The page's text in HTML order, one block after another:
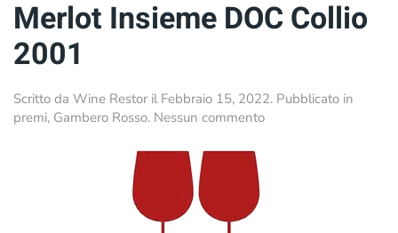
Merlot Insieme DOC Collio
2001
Scritto da Wine Restor il Febbraio 15, 2022. Pubblicato in
premi, Gambero Rosso. Nessun commentosu